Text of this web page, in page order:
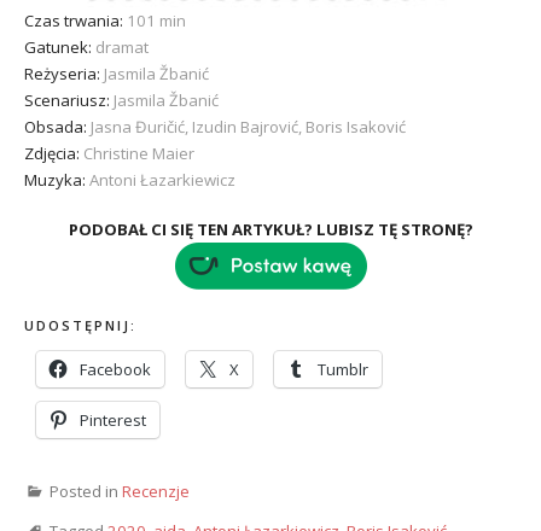
Czas trwania: 101 min
Gatunek: dramat
Reżyseria: Jasmila Žbanić
Scenariusz: Jasmila Žbanić
Obsada: Jasna Đuričić, Izudin Bajrović, Boris Isaković
Zdjęcia: Christine Maier
Muzyka: Antoni Łazarkiewicz
PODOBAŁ CI SIĘ TEN ARTYKUŁ? LUBISZ TĘ STRONĘ?
UDOSTĘPNIJ:
Facebook X Tumblr
Pinterest
Posted in Recenzje